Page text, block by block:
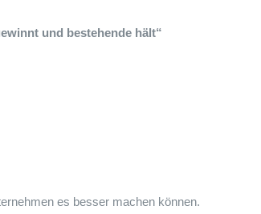
und bestehende hält“
es besser machen können.